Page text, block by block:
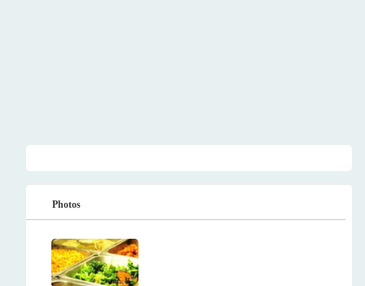
Photos